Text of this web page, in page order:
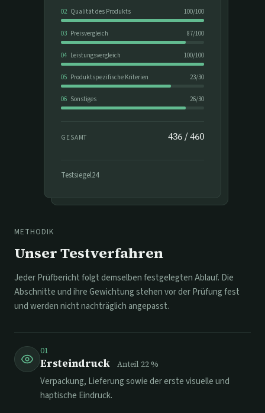
02 Qualität des Produkts 100/100
03 Preisvergleich 87/100
04 Leistungsvergleich 100/100
05 Produktspezifische Kriterien 23/30
06 Sonstiges 26/30
GESAMT 436/460
Testsiegel24
METHODIK
Unser Testverfahren
Jeder Prüfbericht folgt demselben festgelegten Ablauf. Die
Abschnitte und ihre Gewichtung stehen vor der Prüfung fest
und werden nicht nachträglich angepasst.
01
Ersteindruck Anteil 22%
Verpackung, Lieferung sowie der erste visuelle und
haptische Eindruck.